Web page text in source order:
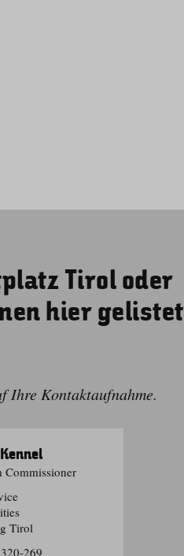
Tirol oder
hier gelistet
Ihre Kontaktaufnahme.
Commissioner
Tirol
269